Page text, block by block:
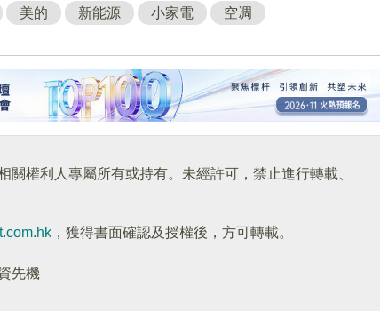
美的 新能源 小家電 空凋
權利人專屬所有或持有。未經許可，禁止進行轉載、
，獲得書面確認及授權後，方可轉載。
先機